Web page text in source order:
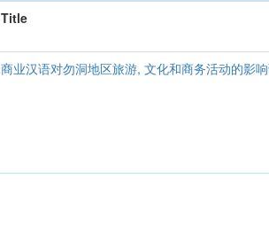
Title
商业汉语对勿洞地区旅游, 文化和商务活动的影